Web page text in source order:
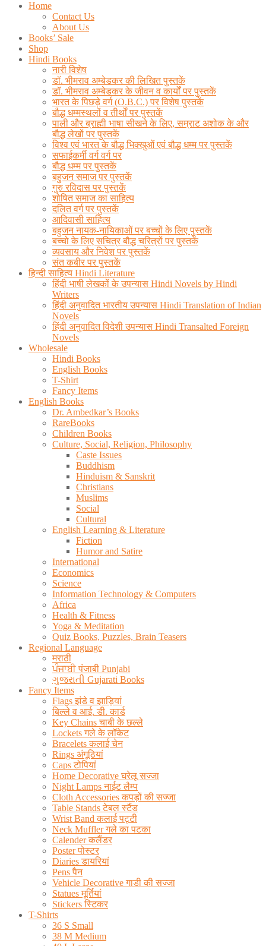
Home
Contact Us
About Us
Books’ Sale
Shop
Hindi Books
नारी विशेष
डॉ. भीमराव अम्बेडकर की लिखित पुस्तकें
डॉ. भीमराव अम्बेडकर के जीवन व कार्यों पर पुस्तकें
भारत के पिछड़े वर्ग (O.B.C.) पर विशेष पुस्तकें
बौद्ध धम्मस्थलों व तीर्थों पर पुस्तकें
पाली और ब्राह्मी भाषा सीखने के लिए, सम्राट अशोक के और
बौद्ध लेखों पर पुस्तकें
विश्व एवं भारत के बौद्ध भिक्खुओं एवं बौद्ध धम्म पर पुस्तकें
सफाईकर्मी वर्ग वर्ग पर
बौद्ध धम्म पर पुस्तकें
बहुजन समाज पर पुस्तकें
गुरु रविदास पर पुस्तकें
शोषित समाज का साहित्य
दलित वर्ग पर पुस्तकें
आदिवासी साहित्य
बहुजन नायक-नायिकाओं पर बच्चों के लिए पुस्तकें
बच्चो के लिए सचित्र बौद्ध चरित्रों पर पुस्तकें
व्यवसाय और निवेश पर पुस्तकें
संत कबीर पर पुस्तकें
हिन्दी साहित्य Hindi Literature
हिंदी भाषी लेखकों के उपन्यास Hindi Novels by Hindi
Writers
हिंदी अनुवादित भारतीय उपन्यास Hindi Translation of Indian
Novels
हिंदी अनुवादित विदेशी उपन्यास Hindi Transalted Foreign
Novels
Wholesale
Hindi Books
English Books
T-Shirt
Fancy Items
English Books
Dr. Ambedkar’s Books
RareBooks
Children Books
Culture, Social, Religion, Philosophy
Caste Issues
Buddhism
Hinduism & Sanskrit
Christians
Muslims
Social
Cultural
English Learning & Literature
Fiction
Humor and Satire
International
Economics
Science
Information Technology & Computers
Africa
Health & Fitness
Yoga & Meditation
Quiz Books, Puzzles, Brain Teasers
Regional Language
मराठी
ਪੰਜਾਬੀ पंजाबी Punjabi
ગુજરાતી Gujarati Books
Fancy Items
Flags झंडे व झाड़ियां
बिल्ले व आई. डी. कार्ड
Key Chains चाबी के छल्ले
Lockets गले के लॉकेट
Bracelets कलाई चेन
Rings अंगूठियां
Caps टोपियां
Home Decorative घरेलू सज्जा
Night Lamps नाईट लैम्प
Cloth Accessories कपड़ों की सज्जा
Table Stands टेबल स्टैंड
Wrist Band कलाई पट्टी
Neck Muffler गले का पटका
Calender कलैंडर
Poster पोस्टर
Diaries डायरियां
Pens पैन
Vehicle Decorative गाडी की सज्जा
Statues मूर्तियां
Stickers स्टिकर
T-Shirts
36 S Small
38 M Medium